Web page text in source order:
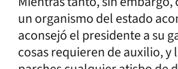
un organismo del estado
aconsejó el presidente a su
cosas requieren de auxilio,